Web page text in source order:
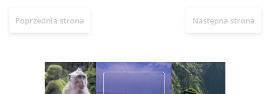
Poprzednia strona Następna strona